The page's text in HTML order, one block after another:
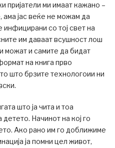
пријатели ми имаат кажано –
ама јас веќе не можам да
инфицирани со тој свет на
им даваат всушност лош
можат и самите да бидат
на книга прво
што брзите технологоии ни
што ја чита и тоа
Начинот на кој го
Ако рано им го доближиме
ја помни цел живот,